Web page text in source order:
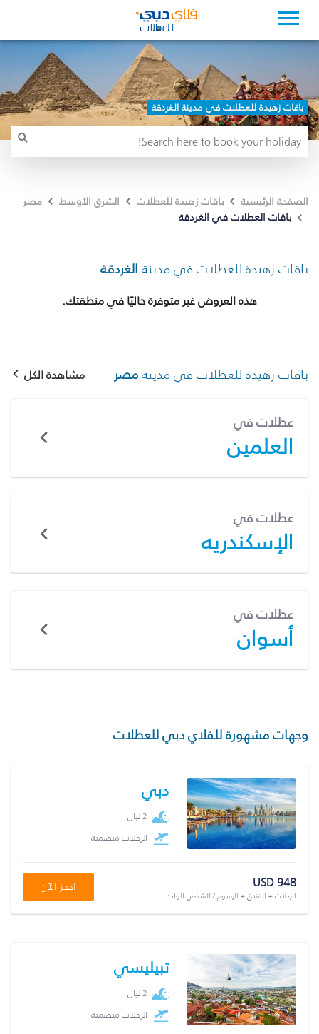
باقات زهيدة للعطلات في مدينة الغردقة
الصفحة الرئيسية باقات زهيدة للعطلات الشرق الأوسط
مصر
باقات العطلات في الغردقة
باقات زهيدة للعطلات في مدينة الغردقة
هذه العروض غير متوفرة حاليًا في منطقتك.
باقات زهيدة للعطلات في مدينةمصر مشاهدة الكل
عطلات في
العلمين
عطلات في
الإسكندريه
عطلات في
أسوان
وجهات مشهورة للفلاي دبي للعطلات
دبي
2 ليال
الرحلات متضمنة
USD 948
الرحلات + الفندق + الرسوم / للشخص الواحد
احجز الآن
تبيليسي
2 ليال
الرحلات متضمنة